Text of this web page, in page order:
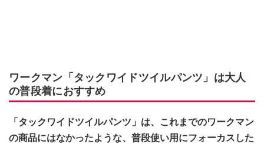
ワークマン「タックワイドツイルパンツ」は大人
の普段着におすすめ
「タックワイドツイルパンツ」は、これまでのワークマン
の商品にはなかったような、普段使い用にフォーカスした